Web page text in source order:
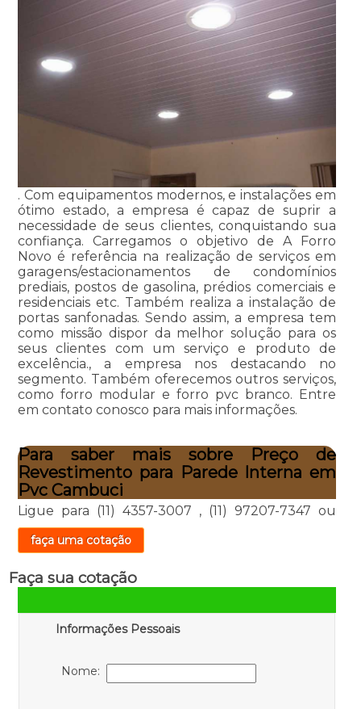
. Com equipamentos modernos, e instalações em
ótimo estado, a empresa é capaz de suprir a
necessidade de seus clientes, conquistando sua
confiança. Carregamos o objetivo de A Forro
Novo é referência na realização de serviços em
garagens/estacionamentos de condomínios
prediais, postos de gasolina, prédios comerciais e
residenciais etc. Também realiza a instalação de
portas sanfonadas. Sendo assim, a empresa tem
como missão dispor da melhor solução para os
seus clientes com um serviço e produto de
excelência., a empresa nos destacando no
segmento. Também oferecemos outros serviços,
como forro modular e forro pvc branco. Entre
em contato conosco para mais informações.
Para saber mais sobre Preço de
Revestimento para Parede Interna em
Pvc Cambuci
Ligue para (11) 4357-3007 , (11) 97207-7347 ou
faça uma cotação
Faça sua cotação
Informações Pessoais
Nome: